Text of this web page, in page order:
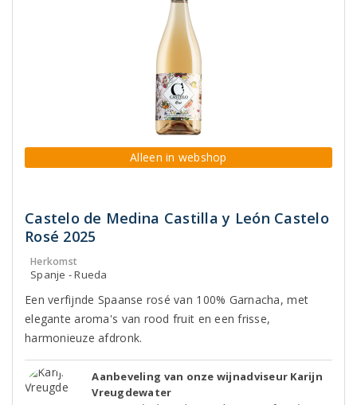
Alleen in webshop
Castelo de Medina Castilla y León Castelo
Rosé 2025
Herkomst
Spanje - Rueda
Een verfijnde Spaanse rosé van 100% Garnacha, met
elegante aroma's van rood fruit en een frisse,
harmonieuze afdronk.
Aanbeveling van onze wijnadviseur Karijn
Vreugdewater